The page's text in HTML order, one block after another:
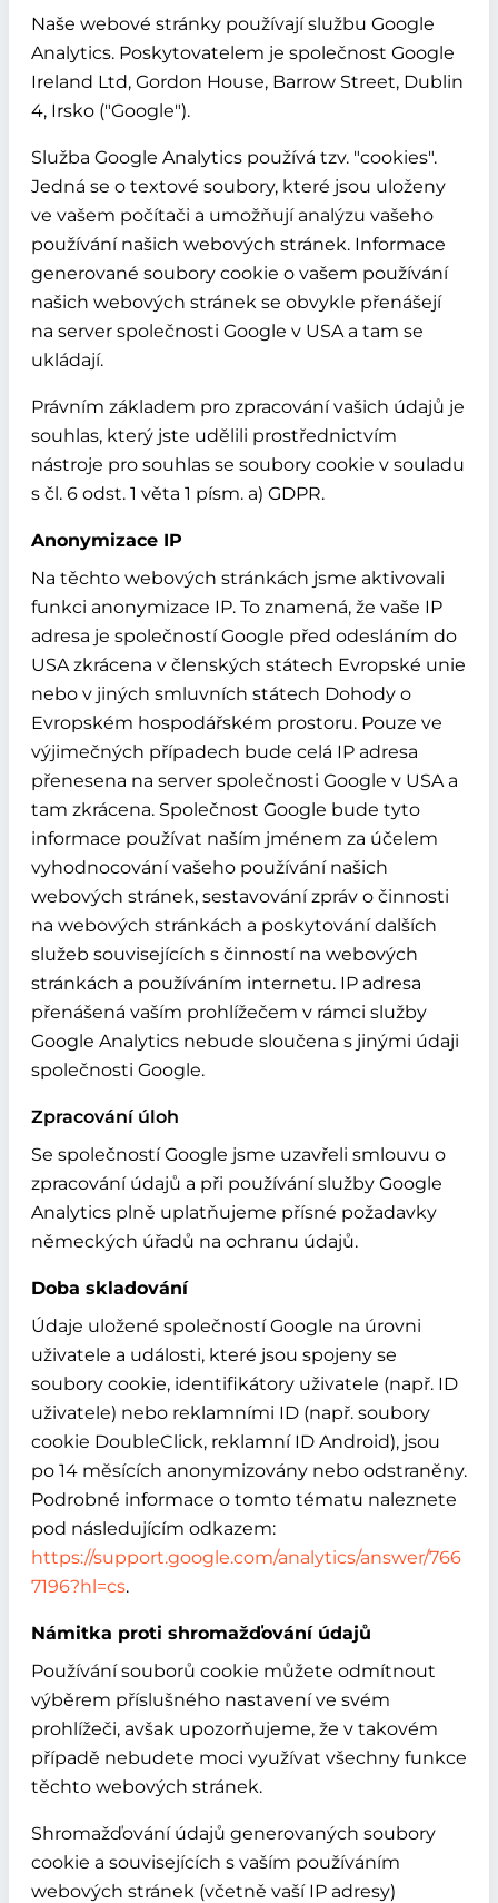
Naše webové stránky používají službu Google
Analytics. Poskytovatelem je společnost Google
Ireland Ltd, Gordon House, Barrow Street, Dublin
4, Irsko ("Google").
Služba Google Analytics používá tzv. "cookies".
Jedná se o textové soubory, které jsou uloženy
ve vašem počítači a umožňují analýzu vašeho
používání našich webových stránek. Informace
generované soubory cookie o vašem používání
našich webových stránek se obvykle přenášejí
na server společnosti Google v USA a tam se
ukládají.
Právním základem pro zpracování vašich údajů je
souhlas, který jste udělili prostřednictvím
nástroje pro souhlas se soubory cookie v souladu
s čl. 6 odst. 1 věta 1 písm. a) GDPR.
Anonymizace IP
Na těchto webových stránkách jsme aktivovali
funkci anonymizace IP. To znamená, že vaše IP
adresa je společností Google před odesláním do
USA zkrácena v členských státech Evropské unie
nebo v jiných smluvních státech Dohody o
Evropském hospodářském prostoru. Pouze ve
výjimečných případech bude celá IP adresa
přenesena na server společnosti Google v USA a
tam zkrácena. Společnost Google bude tyto
informace používat naším jménem za účelem
vyhodnocování vašeho používání našich
webových stránek, sestavování zpráv o činnosti
na webových stránkách a poskytování dalších
služeb souvisejících s činností na webových
stránkách a používáním internetu. IP adresa
přenášená vaším prohlížečem v rámci služby
Google Analytics nebude sloučena s jinými údaji
společnosti Google.
Zpracování úloh
Se společností Google jsme uzavřeli smlouvu o
zpracování údajů a při používání služby Google
Analytics plně uplatňujeme přísné požadavky
německých úřadů na ochranu údajů.
Doba skladování
Údaje uložené společností Google na úrovni
uživatele a události, které jsou spojeny se
soubory cookie, identifikátory uživatele (např. ID
uživatele) nebo reklamními ID (např. soubory
cookie DoubleClick, reklamní ID Android), jsou
po 14 měsících anonymizovány nebo odstraněny.
Podrobné informace o tomto tématu naleznete
pod následujícím odkazem:
https://support.google.com/analytics/answer/766
7196?hl=cs.
Námitka proti shromažďování údajů
Používání souborů cookie můžete odmítnout
výběrem příslušného nastavení ve svém
prohlížeči, avšak upozorňujeme, že v takovém
případě nebudete moci využívat všechny funkce
těchto webových stránek.
Shromažďování údajů generovaných soubory
cookie a souvisejících s vaším používáním
webových stránek (včetně vaší IP adresy)